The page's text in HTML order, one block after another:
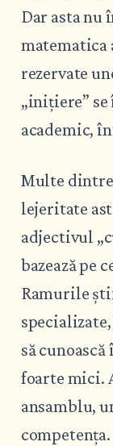
Dar asta nu
matematica
rezervate
„inițiere”
academic,
Multe
lejeritate
adjectivul
bazează pe
Ramurile
să
foarte mici.
ansamblu,
competența.